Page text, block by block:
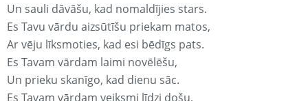
Un sauli dāvāšu, kad nomaldījies stars.
Es Tavu vārdu aizsūtīšu priekam matos,
Ar vēju līksmoties, kad esi bēdīgs pats.
Es Tavam vārdam laimi novēlēšu,
Un prieku skanīgo, kad dienu sāc.
Es Tavam vārdam veiksmi līdzi došu,